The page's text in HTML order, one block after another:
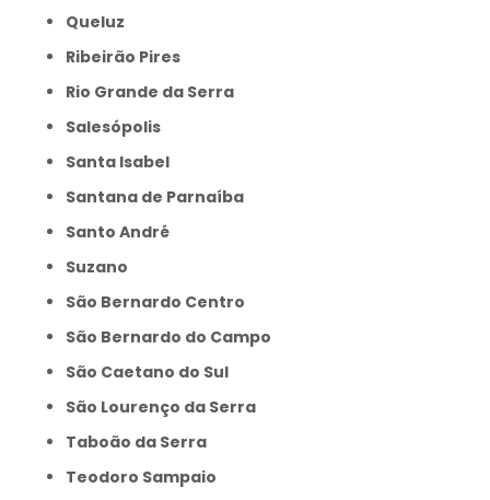
Queluz
Ribeirão Pires
Rio Grande da Serra
Salesópolis
Santa Isabel
Santana de Parnaíba
Santo André
Suzano
São Bernardo Centro
São Bernardo do Campo
São Caetano do Sul
São Lourenço da Serra
Taboão da Serra
Teodoro Sampaio